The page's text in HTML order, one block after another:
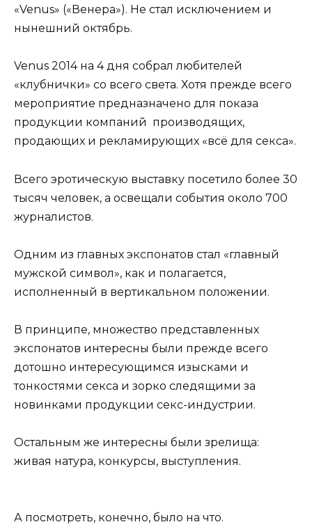
«Venus» («Венера»). Не стал исключением и
нынешний октябрь.
Venus 2014 на 4 дня собрал любителей
«клубнички» со всего света. Хотя прежде всего
мероприятие предназначено для показа
продукции компаний производящих,
продающих и рекламирующих «всё для секса».
Всего эротическую выставку посетило более 30
тысяч человек, а освещали события около 700
журналистов.
Одним из главных экспонатов стал «главный
мужской символ», как и полагается,
исполненный в вертикальном положении.
В принципе, множество представленных
экспонатов интересны были прежде всего
дотошно интересующимся изысками и
тонкостями секса и зорко следящими за
новинками продукции секс-индустрии.
Остальным же интересны были зрелища:
живая натура, конкурсы, выступления.
А посмотреть, конечно, было на что.